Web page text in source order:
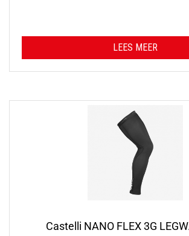
LEES MEER
Castelli NANO FLEX 3G